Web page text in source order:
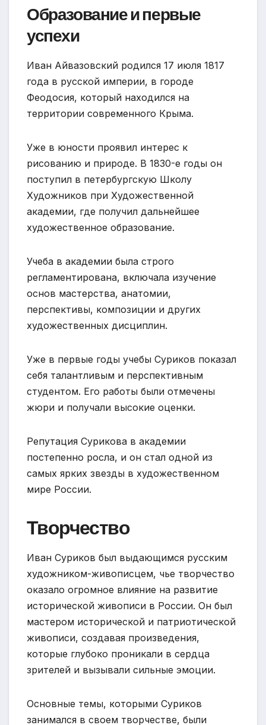
Образование и первые
успехи
Иван Айвазовский родился 17 июля 1817
года в русской империи, в городе
Феодосия, который находился на
территории современного Крыма.
Уже в юности проявил интерес к
рисованию и природе. В 1830-е годы он
поступил в петербургскую Школу
Художников при Художественной
академии, где получил дальнейшее
художественное образование.
Учеба в академии была строго
регламентирована, включала изучение
основ мастерства, анатомии,
перспективы, композиции и других
художественных дисциплин.
Уже в первые годы учебы Суриков показал
себя талантливым и перспективным
студентом. Его работы были отмечены
жюри и получали высокие оценки.
Репутация Сурикова в академии
постепенно росла, и он стал одной из
самых ярких звезды в художественном
мире России.
Творчество
Иван Суриков был выдающимся русским
художником-живописцем, чье творчество
оказало огромное влияние на развитие
исторической живописи в России. Он был
мастером исторической и патриотической
живописи, создавая произведения,
которые глубоко проникали в сердца
зрителей и вызывали сильные эмоции.
Основные темы, которыми Суриков
занимался в своем творчестве, были